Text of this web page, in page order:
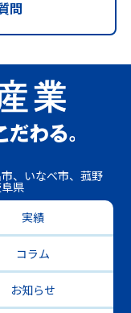
問
、いなべ市、菰野
県
実績
コラム
お知らせ